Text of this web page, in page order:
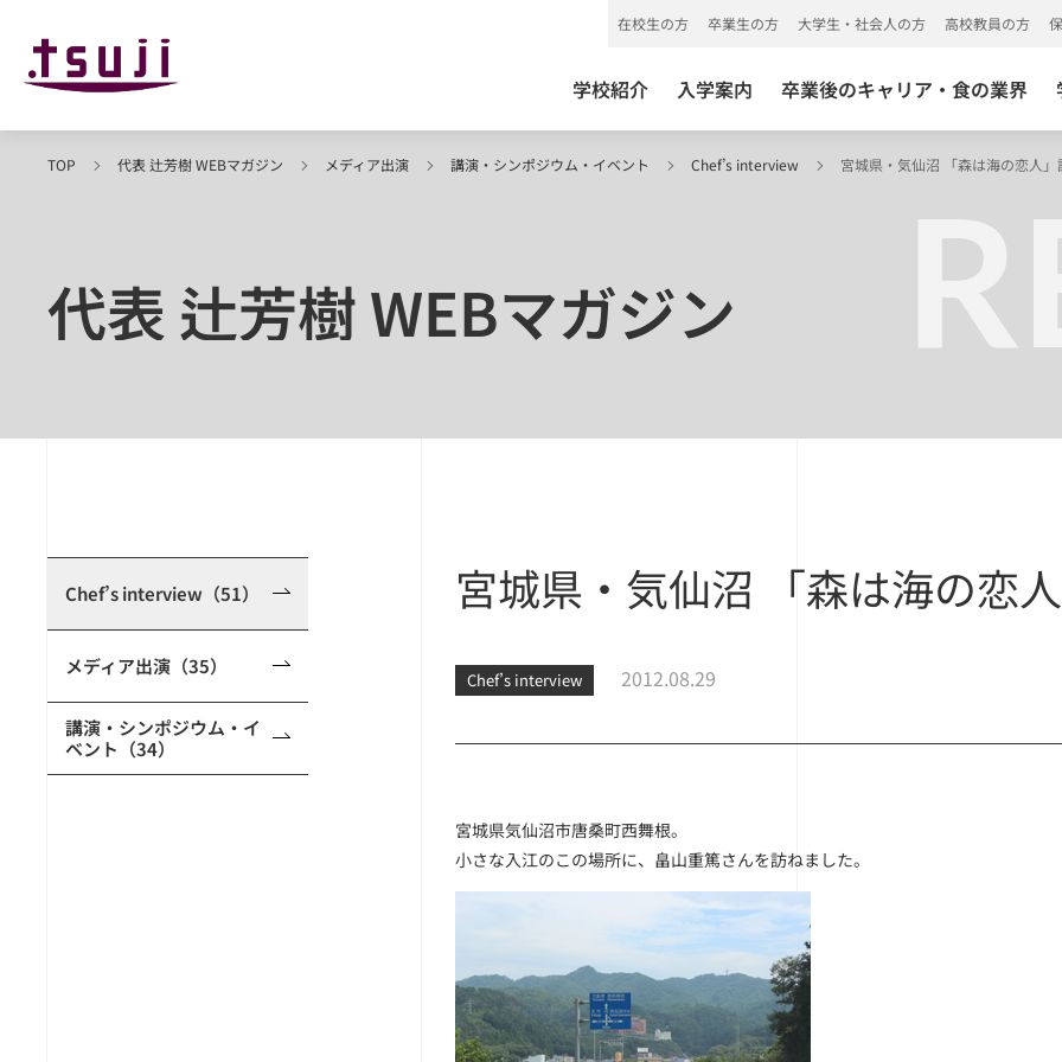
学校紹介 入学案内 卒業後のキャリア・食の業界
在校生の方 卒業生の方 大学生・社会人の方 高校教員の方
TOP 代表 辻芳樹 WEBマガジン メディア出演 講演・シンポジウム・イベント Chef’s interview 宮城県・気仙沼 「森は海の恋人」
代表 辻芳樹 WEBマガジン
Chef’s interview（51）
メディア出演（35）
講演・シンポジウム・イ
ベント（34）
宮城県・気仙沼 「森は海の恋
Chef’s interview 2012.08.29
宮城県気仙沼市唐桑町西舞根。
小さな入江のこの場所に、畠山重篤さんを訪ねました。